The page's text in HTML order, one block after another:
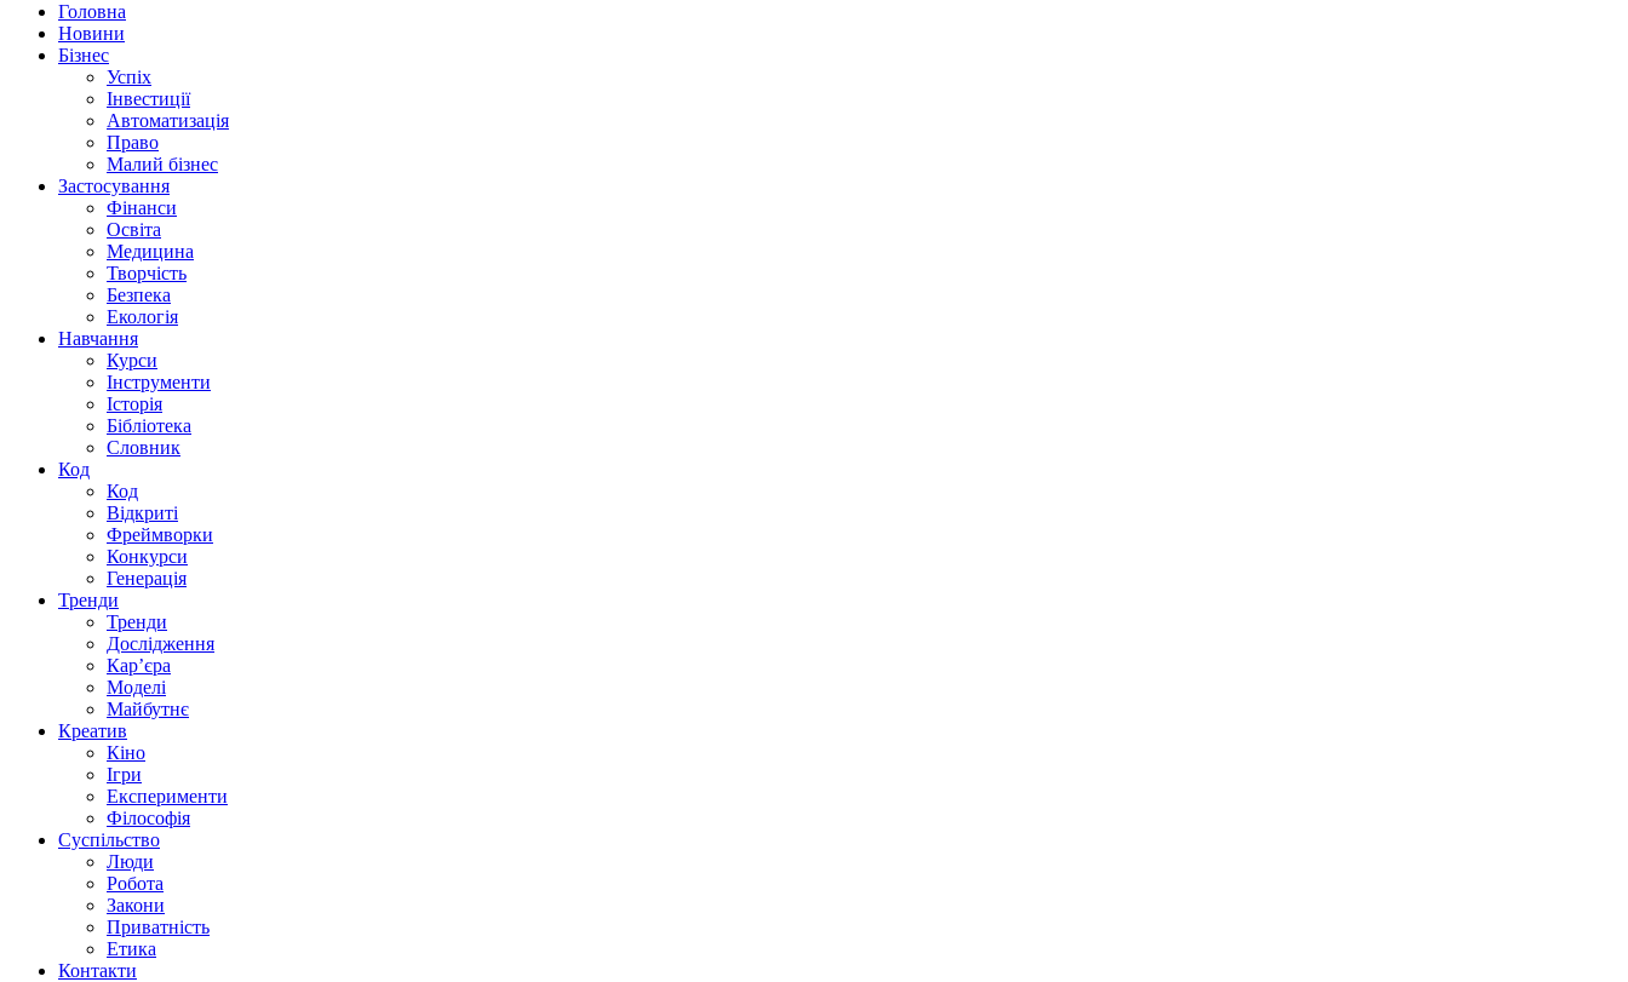
Головна
Новини
Бізнес
Успіх
Інвестиції
Автоматизація
Право
Малий бізнес
Застосування
Фінанси
Освіта
Медицина
Творчість
Безпека
Екологія
Навчання
Курси
Інструменти
Історія
Бібліотека
Словник
Код
Код
Відкриті
Фреймворки
Конкурси
Генерація
Тренди
Тренди
Дослідження
Кар’єра
Моделі
Майбутнє
Креатив
Кіно
Ігри
Експерименти
Філософія
Суспільство
Люди
Робота
Закони
Приватність
Етика
Контакти